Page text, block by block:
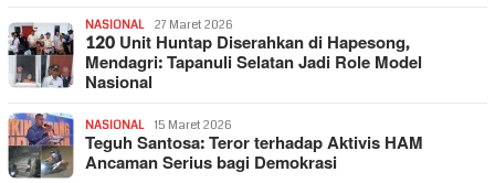
NASIONAL 27 Maret 2026
120 Unit Huntap Diserahkan di Hapesong,
Mendagri: Tapanuli Selatan Jadi Role Model
Nasional
NASIONAL 15 Maret 2026
Teguh Santosa: Teror terhadap Aktivis HAM
Ancaman Serius bagi Demokrasi